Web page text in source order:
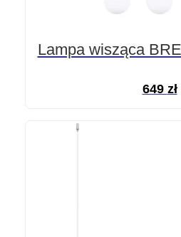
Lampa wisząca
649 zł